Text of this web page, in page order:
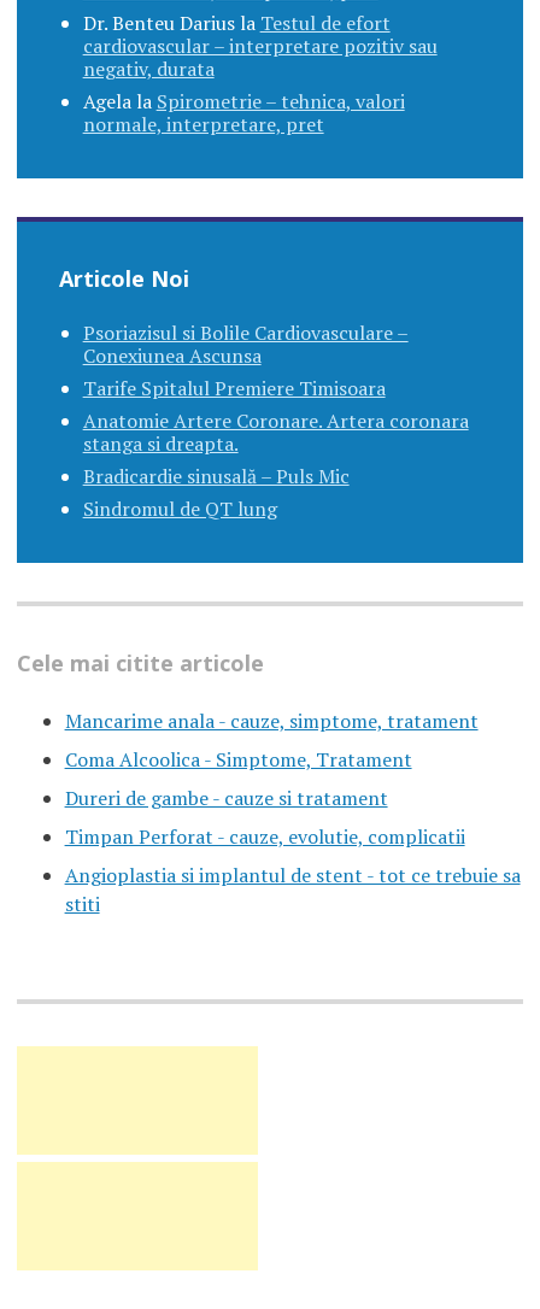
Dr. Benteu Dariusla Testul de efort
cardiovascular – interpretare pozitiv sau
negativ, durata
Agelala Spirometrie – tehnica, valori
normale, interpretare, pret
Articole Noi
Psoriazisul si Bolile Cardiovasculare –
Conexiunea Ascunsa
Tarife Spitalul Premiere Timisoara
Anatomie Artere Coronare. Artera coronara
stanga si dreapta.
Bradicardie sinusală – Puls Mic
Sindromul de QT lung
Cele mai citite articole
Mancarime anala - cauze, simptome, tratament
Coma Alcoolica - Simptome, Tratament
Dureri de gambe - cauze si tratament
Timpan Perforat - cauze, evolutie, complicatii
Angioplastia si implantul de stent - tot ce trebuie sa
stiti